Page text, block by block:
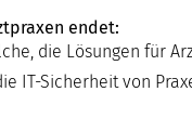
endet:
die Lösungen für
IT-Sicherheit von